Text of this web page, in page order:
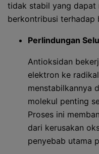
tidak stabil yang dapat
berkontribusi terhadap
Perlindungan
Antioksidan
elektron ke
menstabilkannya
molekul penting
Proses ini
dari kerusakan
penyebab utama